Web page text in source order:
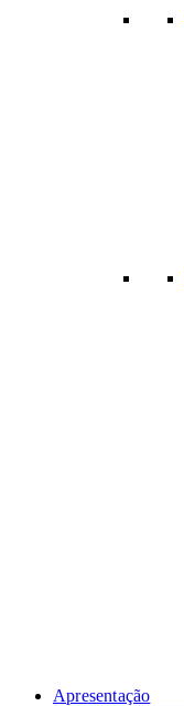
Apresentação